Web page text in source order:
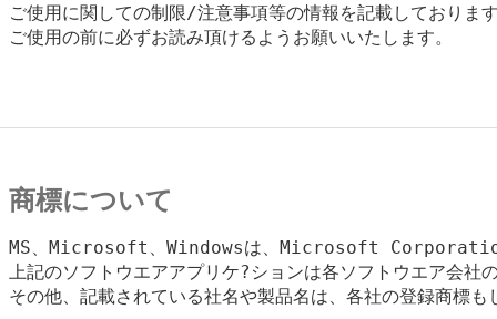
ご使用に関しての制限/注意事項等の情報を記載しておりま
ご使用の前に必ずお読み頂けるようお願いいたします。
商標について
MS、Microsoft、Windowsは、Microsoft Corporation
上記のソフトウエアアプリケ?ションは各ソフトウエア会社
その他、記載されている社名や製品名は、各社の登録商標も